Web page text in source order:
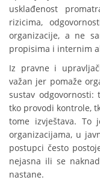
usklađenost
rizicima,
organizacije, a ne
propisima i internim
Iz pravne i
važan jer pomaže
sustav
tko provodi kontrole,
tome izvještava. To
organizacijama, u
postupci često
nejasna ili se
nastane.